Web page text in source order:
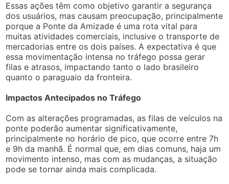
Essas ações têm como objetivo garantir a segurança
dos usuários, mas causam preocupação, principalmente
porque a Ponte da Amizade é uma rota vital para
muitas atividades comerciais, inclusive o transporte de
mercadorias entre os dois países. A expectativa é que
essa movimentação intensa no tráfego possa gerar
filas e atrasos, impactando tanto o lado brasileiro
quanto o paraguaio da fronteira.
Impactos Antecipados no Tráfego
Com as alterações programadas, as filas de veículos na
ponte poderão aumentar significativamente,
principalmente no horário de pico, que ocorre entre 7h
e 9h da manhã. É normal que, em dias comuns, haja um
movimento intenso, mas com as mudanças, a situação
pode se tornar ainda mais complicada.